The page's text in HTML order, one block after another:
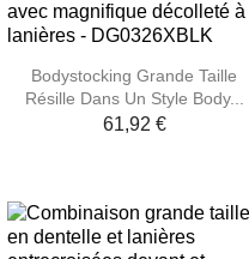
Bodystocking Grande Taille
Résille Dans Un Style Body...
61,92 €